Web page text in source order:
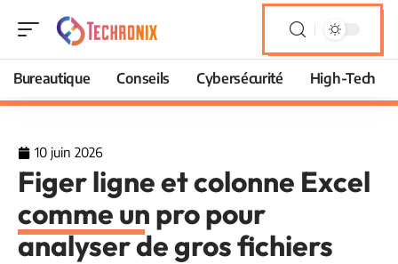
Bureautique Conseils Cybersécurité High-Tech
10 juin 2026
Figer ligne et colonne Excel
comme un pro pour
analyser de gros fichiers